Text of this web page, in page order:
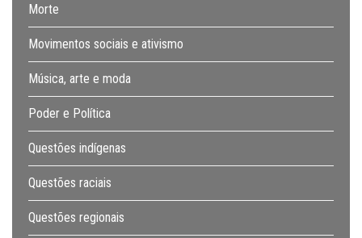
Morte
Movimentos sociais e ativismo
Música, arte e moda
Poder e Política
Questões indígenas
Questões raciais
Questões regionais